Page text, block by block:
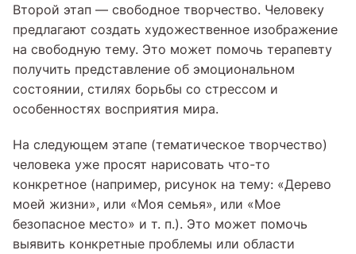
Второй этап — свободное творчество. Человеку
предлагают создать художественное изображение
на свободную тему. Это может помочь терапевту
получить представление об эмоциональном
состоянии, стилях борьбы со стрессом и
особенностях восприятия мира.
На следующем этапе (тематическое творчество)
человека уже просят нарисовать что-то
конкретное (например, рисунок на тему: «Дерево
моей жизни», или «Моя семья», или «Мое
безопасное место» и т. п.). Это может помочь
выявить конкретные проблемы или области